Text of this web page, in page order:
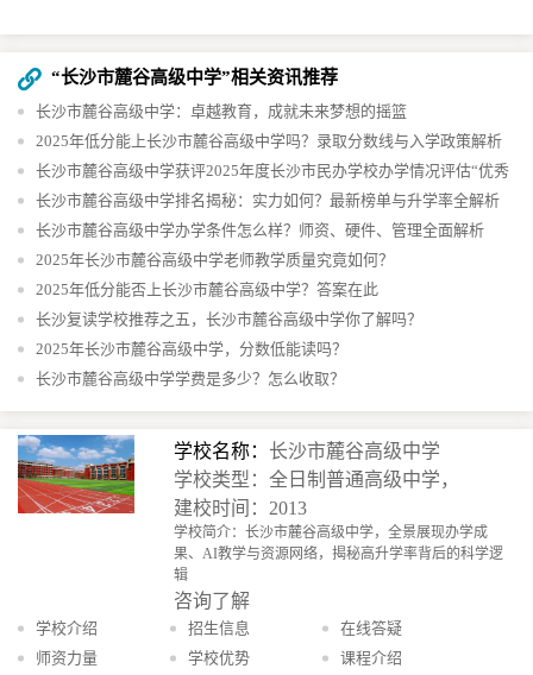
“长沙市麓谷高级中学”相关资讯推荐
长沙市麓谷高级中学：卓越教育，成就未来梦想的摇篮
2025年低分能上长沙市麓谷高级中学吗？录取分数线与入学政策解析
长沙市麓谷高级中学获评2025年度长沙市民办学校办学情况评估“优秀
学校”长沙市麓谷高级中学排名揭秘：实力如何？最新榜单与升学率全解析
长沙市麓谷高级中学办学条件怎么样？师资、硬件、管理全面解析
2025年长沙市麓谷高级中学老师教学质量究竟如何？
2025年低分能否上长沙市麓谷高级中学？答案在此
长沙复读学校推荐之五，长沙市麓谷高级中学你了解吗？
2025年长沙市麓谷高级中学，分数低能读吗？
长沙市麓谷高级中学学费是多少？怎么收取？
学校名称： 长沙市麓谷高级中学
学校类型：全日制普通高级中学，
建校时间：2013
学校简介：长沙市麓谷高级中学，全景展现办学成
果、AI教学与资源网络，揭秘高升学率背后的科学逻
辑
咨询了解
学校介绍 招生信息
在线答疑
师资力量
学校优势 课程介绍